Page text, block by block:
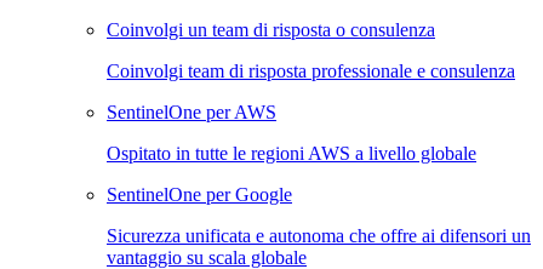
Coinvolgi un team di risposta o consulenza
Coinvolgi team di risposta professionale e consulenza
SentinelOne per AWS
Ospitato in tutte le regioni AWS a livello globale
SentinelOne per Google
Sicurezza unificata e autonoma che offre ai difensori un
vantaggio su scala globale